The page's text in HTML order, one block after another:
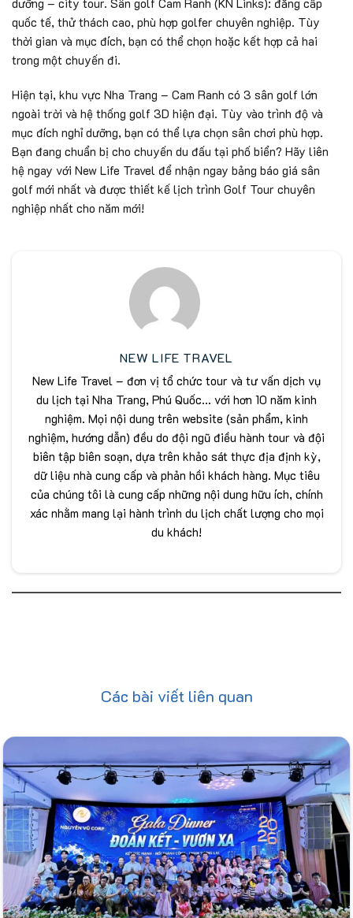
dưỡng – city tour. Sân golf Cam Ranh (KN Links): đẳng cấp
quốc tế, thử thách cao, phù hợp golfer chuyên nghiệp. Tùy
thời gian và mục đích, bạn có thể chọn hoặc kết hợp cả hai
trong một chuyến đi.
Hiện tại, khu vực Nha Trang – Cam Ranh có 3 sân golf lớn
ngoài trời và hệ thống golf 3D hiện đại. Tùy vào trình độ và
mục đích nghỉ dưỡng, bạn có thể lựa chọn sân chơi phù hợp.
Bạn đang chuẩn bị cho chuyến du đấu tại phố biển? Hãy liên
hệ ngay với New Life Travel để nhận ngay bảng báo giá sân
golf mới nhất và được thiết kế lịch trình Golf Tour chuyên
nghiệp nhất cho năm mới!
NEW LIFE TRAVEL
New Life Travel – đơn vị tổ chức tour và tư vấn dịch vụ
du lịch tại Nha Trang, Phú Quốc... với hơn 10 năm kinh
nghiệm. Mọi nội dung trên website (sản phẩm, kinh
nghiệm, hướng dẫn) đều do đội ngũ điều hành tour và đội
biên tập biên soạn, dựa trên khảo sát thực địa định kỳ,
dữ liệu nhà cung cấp và phản hồi khách hàng. Mục tiêu
của chúng tôi là cung cấp những nội dung hữu ích, chính
xác nhằm mang lại hành trình du lịch chất lượng cho mọi
du khách!
Các bài viết liên quan